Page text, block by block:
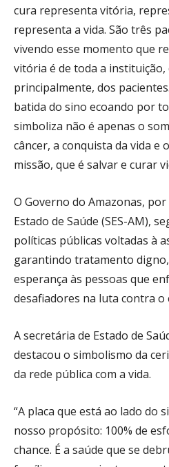
cura representa vitória,
representa a vida. São três
vivendo esse momento que
vitória é de toda a instituição,
principalmente, dos
batida do sino ecoando por
simboliza não é apenas o
câncer, a conquista da vida e
missão, que é salvar e curar
O Governo do Amazonas,
Estado de Saúde (SES-AM),
políticas públicas voltadas à
garantindo tratamento
esperança às pessoas que
desafiadores na luta contra o
A secretária de Estado de
destacou o simbolismo da
da rede pública com a vida.
“A placa que está ao lado do
nosso propósito: 100% de
chance. É a saúde que se